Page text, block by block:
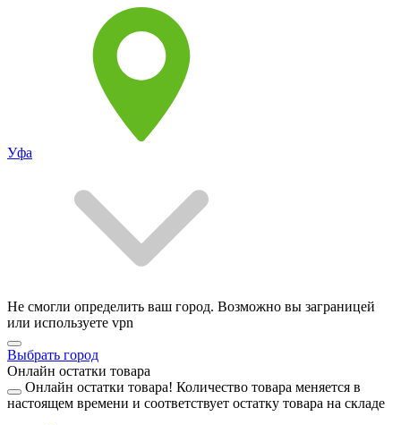
Уфа
Не смогли определить ваш город. Возможно вы заграницей
или используете vpn
Выбрать город
Онлайн остатки товара
Онлайн остатки товара! Количество товара меняется в
настоящем времени и соответствует остатку товара на складе